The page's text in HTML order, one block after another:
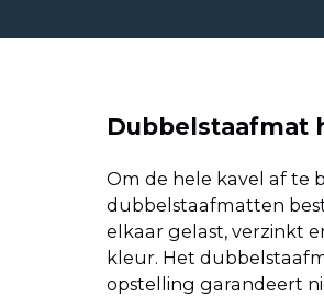
Dubbelstaafmat
Om de hele kavel af te
dubbelstaafmatten
elkaar gelast, verzinkt
kleur. Het
opstelling garandeert